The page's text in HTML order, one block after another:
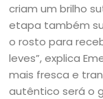
criam um brilho
etapa também
o rosto para
leves”, explica
mais fresca e
autêntico será o